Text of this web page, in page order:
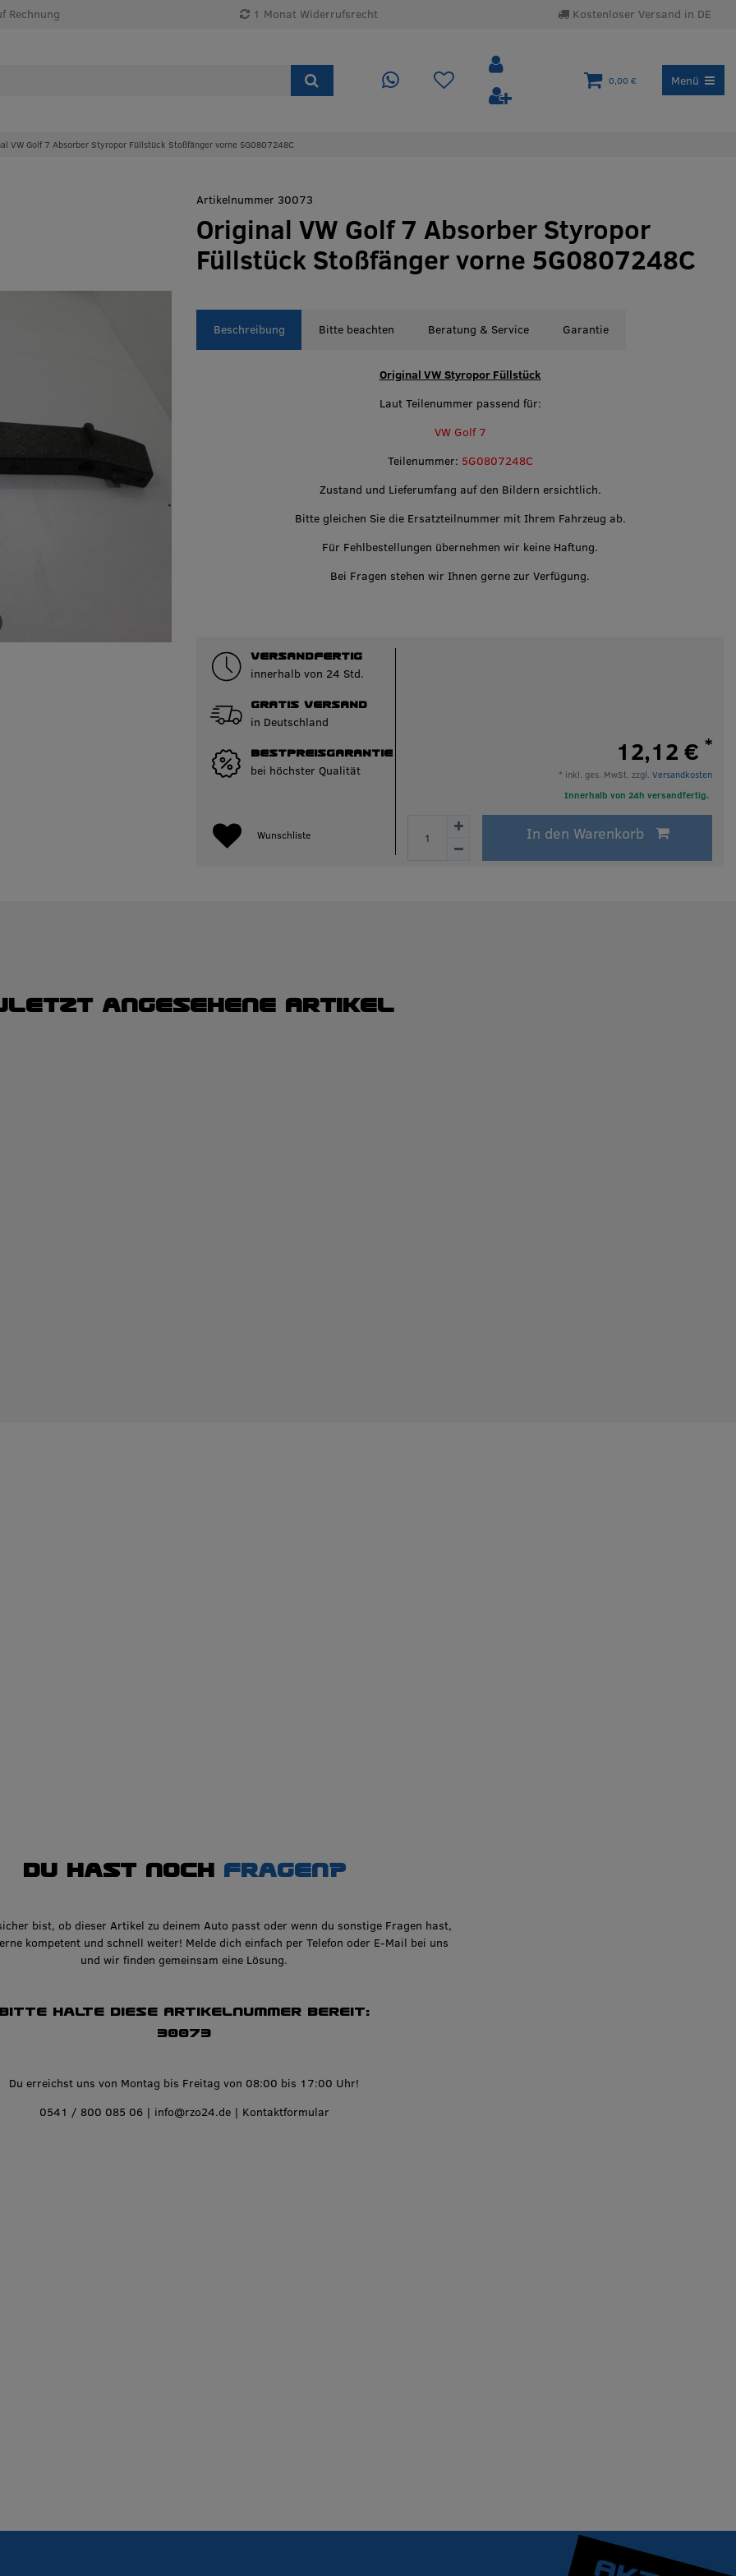
Rechnung 1 Monat Widerrufsrecht Kostenloser Versand in DE
0,00 € Menü
VW Golf 7 Absorber Styropor Füllstück Stoßfänger vorne 5G0807248C
Artikelnummer 30073
Original VW Golf 7 Absorber Styropor
Füllstück Stoßfänger vorne 5G0807248C
Beschreibung Bitte beachten Beratung & Service Garantie
Original VW Styropor Füllstück
Laut Teilenummer passend für:
VW Golf 7
Teilenummer: 5G0807248C
Zustand und Lieferumfang auf den Bildern ersichtlich.
Bitte gleichen Sie die Ersatzteilnummer mit Ihrem Fahrzeug ab.
Für Fehlbestellungen übernehmen wir keine Haftung.
Bei Fragen stehen wir Ihnen gerne zur Verfügung.
VERSANDFERTIG
innerhalb von 24 Std.
GRATIS VERSAND
in Deutschland
BESTPREISGARANTIE
bei höchster Qualität
Wunschliste
12,12 € *
* inkl. ges. MwSt. zzgl. Versandkosten
Innerhalb von 24h versandfertig.
In den Warenkorb
angesehene Artikel
Du hast noch Fragen?
bist, ob dieser Artikel zu deinem Auto passt oder wenn du sonstige Fragen hast,
kompetent und schnell weiter! Melde dich einfach per Telefon oder E-Mail bei uns
und wir finden gemeinsam eine Lösung.
halte diese Artikelnummer bereit:
30073
Du erreichst uns von Montag bis Freitag von 08:00 bis 17:00 Uhr!
0541 / 800 085 06| info@rzo24.de| Kontaktformular